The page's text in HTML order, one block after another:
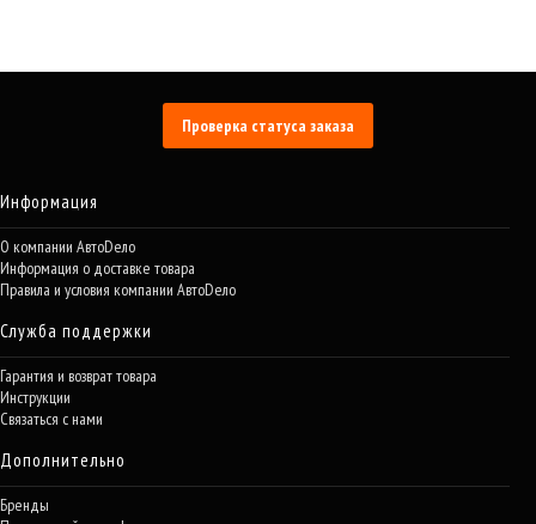
Проверка статуса заказа
Информация
О компании АвтоDело
Информация о доставке товара
Правила и условия компании АвтоDело
Служба поддержки
Гарантия и возврат товара
Инструкции
Связаться с нами
Дополнительно
Бренды